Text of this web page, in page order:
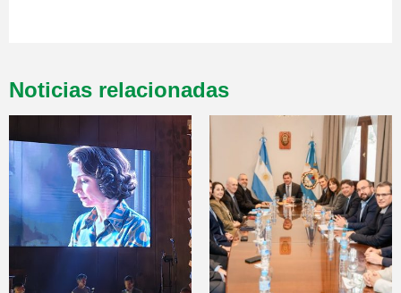
Noticias relacionadas